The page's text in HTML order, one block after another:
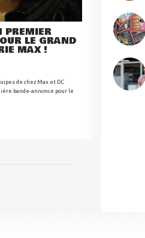
PREMIER
LE GRAND
MAX !
de chez Max et DC
bande-annonce pour le